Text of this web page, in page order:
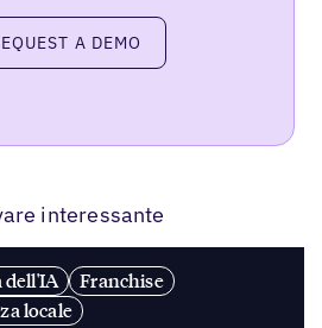
a demoA DEMO
interessante
dell'IA
Franchise
locale